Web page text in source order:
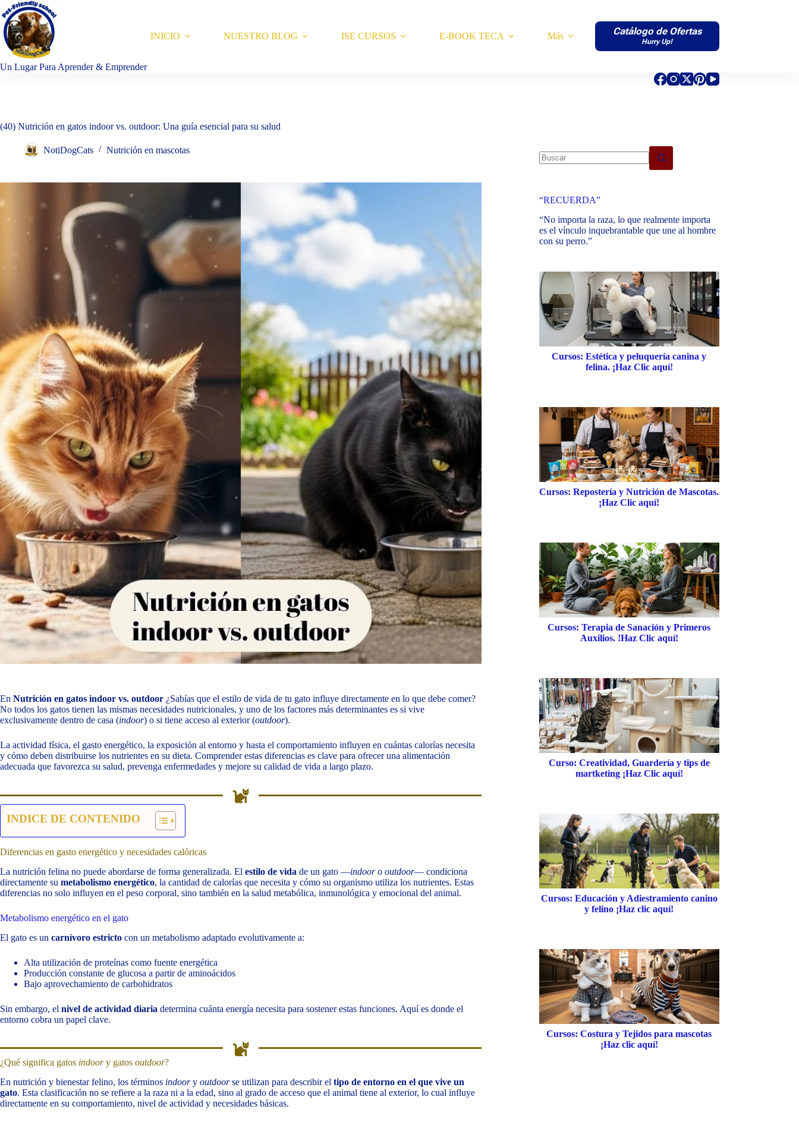
Saltar
al
contenido
Un Lugar Para Aprender & Emprender
INICIO NUESTRO BLOG ISE CURSOS E-BOOK TECA Más Catálogo de Ofertas
Hurry Up!
(40) Nutrición en gatos indoor vs. outdoor: Una guía esencial para su salud
NotiDogCats Nutrición en mascotas
En Nutrición en gatos indoor vs. outdoor ¿Sabías que el estilo de vida de tu gato influye directamente en lo que debe comer?
No todos los gatos tienen las mismas necesidades nutricionales, y uno de los factores más determinantes es si vive
exclusivamente dentro de casa (indoor) o si tiene acceso al exterior (outdoor).
La actividad física, el gasto energético, la exposición al entorno y hasta el comportamiento influyen en cuántas calorías necesita
y cómo deben distribuirse los nutrientes en su dieta. Comprender estas diferencias es clave para ofrecer una alimentación
adecuada que favorezca su salud, prevenga enfermedades y mejore su calidad de vida a largo plazo.
INDICE DE CONTENIDO
Diferencias en gasto energético y necesidades calóricas
La nutrición felina no puede abordarse de forma generalizada. El estilo de vida de un gato —indooro outdoor— condiciona
directamente su metabolismo energético, la cantidad de calorías que necesita y cómo su organismo utiliza los nutrientes. Estas
diferencias no solo influyen en el peso corporal, sino también en la salud metabólica, inmunológica y emocional del animal.
Metabolismo energético en el gato
El gato es un carnívoro estricto con un metabolismo adaptado evolutivamente a:
Alta utilización de proteínas como fuente energética
Producción constante de glucosa a partir de aminoácidos
Bajo aprovechamiento de carbohidratos
Sin embargo, el nivel de actividad diaria determina cuánta energía necesita para sostener estas funciones. Aquí es donde el
entorno cobra un papel clave.
¿Qué significa gatos indoory gatos outdoor?
En nutrición y bienestar felino, los términos indoory outdoorse utilizan para describir el tipo de entorno en el que vive un
gato. Esta clasificación no se refiere a la raza ni a la edad, sino al grado de acceso que el animal tiene al exterior, lo cual influye
directamente en su comportamiento, nivel de actividad y necesidades básicas.
“RECUERDA”
“No importa la raza, lo que realmente importa
es el vínculo inquebrantable que une al hombre
con su perro.”
Cursos: Estética y peluquería canina y
felina. ¡Haz Clic aquí!
Cursos: Repostería y Nutrición de Mascotas.
¡Haz Clic aquí!
Cursos: Terapia de Sanación y Primeros
Auxilios. !Haz Clic aquí!
Curso: Creatividad, Guardería y tips de
martketing ¡Haz Clic aquí!
Cursos: Educación y Adiestramiento canino
y felino ¡Haz clic aquí!
Cursos: Costura y Tejidos para mascotas
¡Haz clic aquí!